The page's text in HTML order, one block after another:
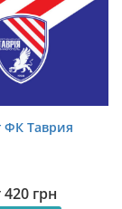
ФК Таврия
420 грн